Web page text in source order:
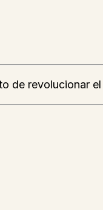
de revolucionar